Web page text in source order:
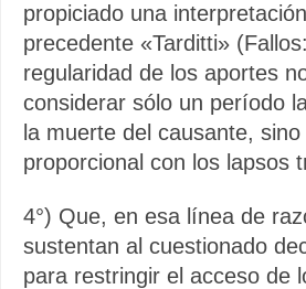
propiciado una
precedente «Tarditti»
regularidad de los aportes
considerar sólo un período
la muerte del causante,
proporcional con los lapsos
4°) Que, en esa línea de
sustentan al cuestionado
para restringir el acceso de